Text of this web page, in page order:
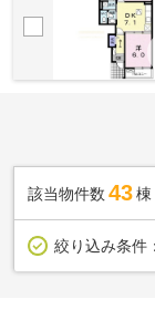
該当物件数 43棟
絞り込み条件：